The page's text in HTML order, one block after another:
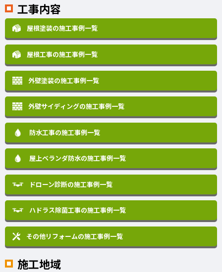
工事内容
屋根塗装の施工事例一覧
屋根工事の施工事例一覧
外壁塗装の施工事例一覧
外壁サイディングの施工事例一覧
防水工事の施工事例一覧
屋上ベランダ防水の施工事例一覧
ドローン診断の施工事例一覧
ハドラス除菌工事の施工事例一覧
その他リフォームの施工事例一覧
施工地域